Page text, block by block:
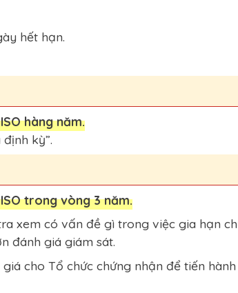
hết hạn.
hàng năm.
kỳ”.
trong vòng 3 năm.
xem có vấn đề gì trong việc gia hạn
đánh giá giám sát.
cho Tổ chức chứng nhận để tiến